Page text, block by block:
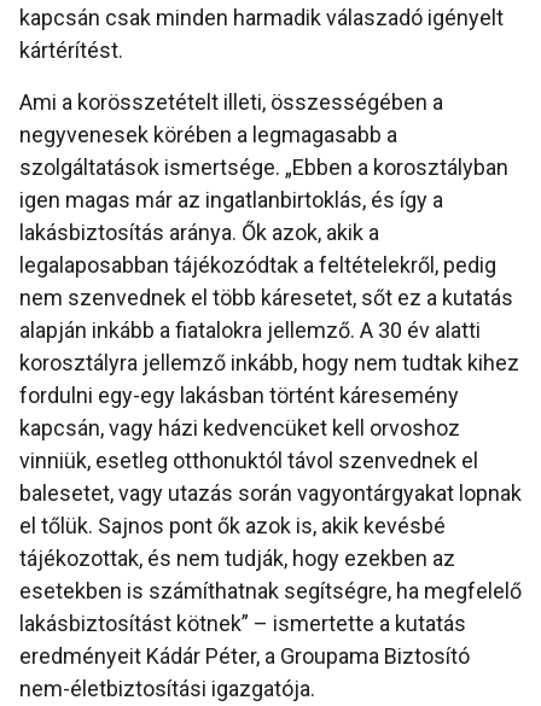
kapcsán csak minden harmadik válaszadó igényelt
kártérítést.
Ami a korösszetételt illeti, összességében a
negyvenesek körében a legmagasabb a
szolgáltatások ismertsége. „Ebben a korosztályban
igen magas már az ingatlanbirtoklás, és így a
lakásbiztosítás aránya. Ők azok, akik a
legalaposabban tájékozódtak a feltételekről, pedig
nem szenvednek el több káresetet, sőt ez a kutatás
alapján inkább a fiatalokra jellemző. A 30 év alatti
korosztályra jellemző inkább, hogy nem tudtak kihez
fordulni egy-egy lakásban történt káresemény
kapcsán, vagy házi kedvencüket kell orvoshoz
vinniük, esetleg otthonuktól távol szenvednek el
balesetet, vagy utazás során vagyontárgyakat lopnak
el tőlük. Sajnos pont ők azok is, akik kevésbé
tájékozottak, és nem tudják, hogy ezekben az
esetekben is számíthatnak segítségre, ha megfelelő
lakásbiztosítást kötnek” – ismertette a kutatás
eredményeit Kádár Péter, a Groupama Biztosító
nem-életbiztosítási igazgatója.